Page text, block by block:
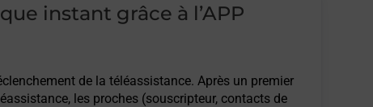
instant grâce à l’APP
de la téléassistance. Après un premier
les proches (souscripteur, contacts de